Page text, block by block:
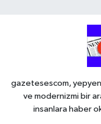
gazetesescom,
ve modernizmi bir
insanlara haber